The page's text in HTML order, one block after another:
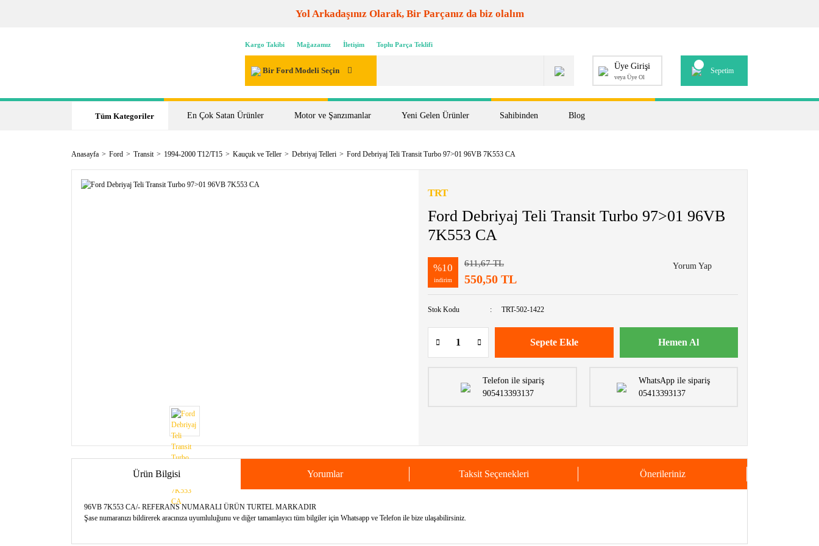
Yol Arkadaşınız Olarak, Bir Parçanız da biz olalım
Kargo Takibi Mağazamız İletişim Toplu Parça Teklifi
Bir Ford Modeli Seçin Üye Girişi
veya Üye Ol
Sepetim
Tüm Kategoriler En Çok Satan Ürünler Motor ve Şanzımanlar Yeni Gelen Ürünler Sahibinden Blog
Anasayfa Ford Transit 1994-2000 T12/T15 Kauçuk ve Teller Debriyaj Telleri Ford Debriyaj Teli Transit Turbo 97>01 96VB 7K553 CA
TRT
Ford Debriyaj Teli Transit Turbo 97>01 96VB
7K553 CA
%10
indirim
611,67 TL
550,50 TL
Yorum Yap
Stok Kodu TRT-502-1422
Sepete Ekle Hemen Al
Telefon ile sipariş
905413393137
WhatsApp ile sipariş
05413393137
Ürün Bilgisi Yorumlar Taksit Seçenekleri Önerileriniz
96VB 7K553 CA/- REFERANS NUMARALI ÜRÜN TURTEL MARKADIR
Şase numaranızı bildirerek aracınıza uyumluluğunu ve diğer tamamlayıcı tüm bilgiler için Whatsapp ve Telefon ile bize ulaşabilirsiniz.